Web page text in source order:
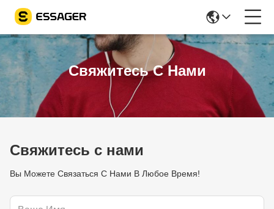
Свяжитесь С Нами
Свяжитесь с нами
Вы Можете Связаться С Нами В Любое Время!